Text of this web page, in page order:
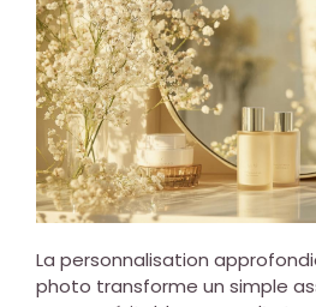
La personnalisation
photo transforme un simple